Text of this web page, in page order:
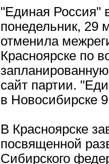
"Единая Россия"
понедельник, 29
отменила
Красноярске по
сайт партии.
в Новосибирске
В Красноярске
посвященной
Сибирского